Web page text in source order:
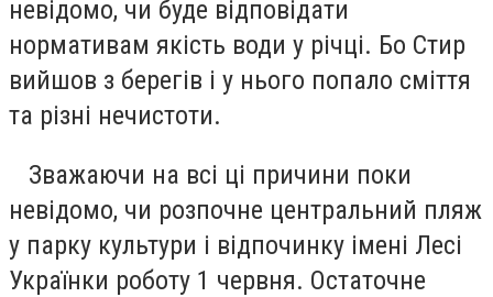
невідомо, чи буде відповідати
нормативам якість води у річці. Бо Стир
вийшов з берегів і у нього попало сміття
та різні нечистоти.
Зважаючи на всі ці причини поки
невідомо, чи розпочне центральний пляж
у парку культури і відпочинку імені Лесі
Українки роботу 1 червня. Остаточне